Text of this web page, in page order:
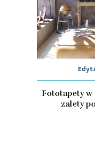
Fototapety w
zalety